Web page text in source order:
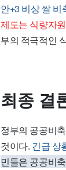
안+3 비상 쌀
제도는 식량자
부의 적극적인
최종 결
정부의 공공비
것이다. 긴급 상
민들은 공공비